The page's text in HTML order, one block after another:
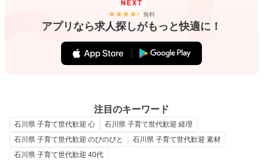
無料
アプリなら求人探しがもっと快適に！
注目のキーワード
石川県 子育て世代歓迎 心
石川県 子育て世代歓迎 経理
石川県 子育て世代歓迎 のびのびと
石川県 子育て世代歓迎 素材
石川県 子育て世代歓迎 40代